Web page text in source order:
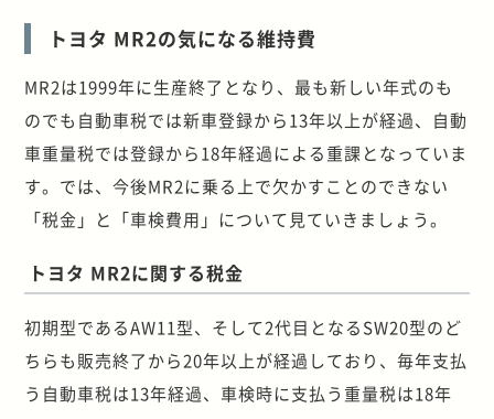
トヨタ MR2の気になる維持費
MR2は1999年に生産終了となり、最も新しい年式のも
のでも自動車税では新車登録から13年以上が経過、自動
車重量税では登録から18年経過による重課となっていま
す。では、今後MR2に乗る上で欠かすことのできない
「税金」と「車検費用」について見ていきましょう。
トヨタ MR2に関する税金
初期型であるAW11型、そして2代目となるSW20型のど
ちらも販売終了から20年以上が経過しており、毎年支払
う自動車税は13年経過、車検時に支払う重量税は18年